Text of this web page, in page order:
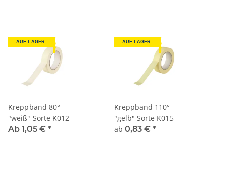
AUF LAGER
Kreppband 80°
"weiß" Sorte K012
Ab 1,05 € *
AUF LAGER
Kreppband 110°
"gelb" Sorte K015
ab 0,83 € *